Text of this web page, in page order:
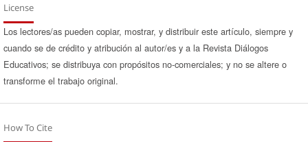
License
Los lectores/as pueden copiar, mostrar, y distribuir este artículo, siempre y
cuando se de crédito y atribución al autor/es y a la Revista Diálogos
Educativos; se distribuya con propósitos no-comerciales; y no se altere o
transforme el trabajo original.
How To Cite